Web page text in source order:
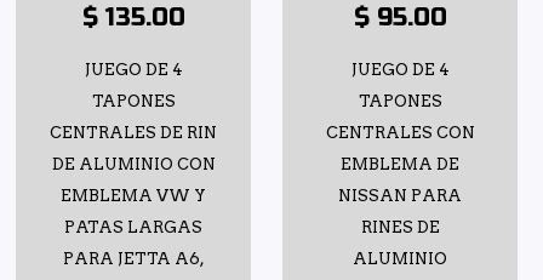
$ 135.00
JUEGO DE 4
TAPONES
CENTRALES DE RIN
DE ALUMINIO CON
EMBLEMA VW Y
PATAS LARGAS
PARA JETTA A6,
$ 95.00
JUEGO DE 4
TAPONES
CENTRALES CON
EMBLEMA DE
NISSAN PARA
RINES DE
ALUMINIO